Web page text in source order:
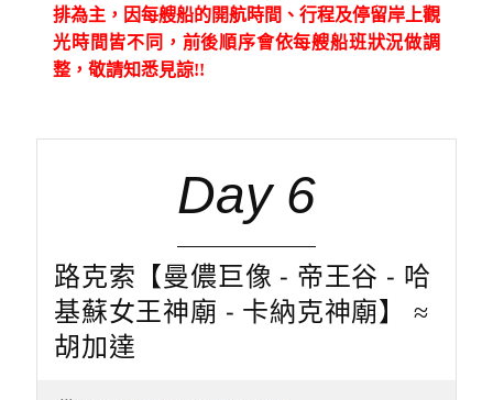
排為主，因每艘船的開航時間、行程及停留岸上觀
光時間皆不同，前後順序會依每艘船班狀況做調
整，敬請知悉見諒!!
Day 6
路克索【曼儂巨像 - 帝王谷 - 哈
基蘇女王神廟 - 卡納克神廟】 ≈
胡加達